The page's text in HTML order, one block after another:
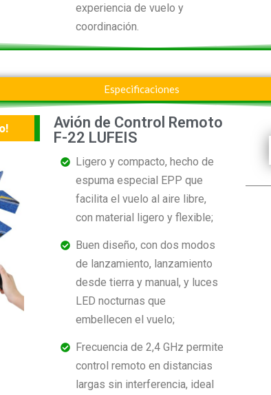
experiencia de vuelo y
coordinación.
Especificaciones
Avión de Control Remoto
F-22 LUFEIS
Ligero y compacto, hecho de
espuma especial EPP que
facilita el vuelo al aire libre,
con material ligero y flexible;
Buen diseño, con dos modos
de lanzamiento, lanzamiento
desde tierra y manual, y luces
LED nocturnas que
embellecen el vuelo;
Frecuencia de 2,4 GHz permite
control remoto en distancias
largas sin interferencia, ideal